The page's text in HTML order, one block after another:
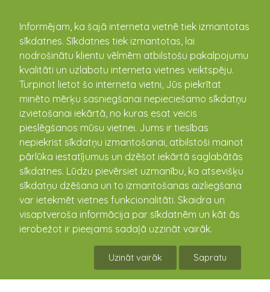
Informējam, ka šajā interneta vietnē tiek izmantotas
sīkdatnes. Sīkdatnes tiek izmantotas, lai
nodrošinātu klientu vēlmēm atbilstošu pakalpojumu
kvalitāti un uzlabotu interneta vietnes veiktspēju.
Turpinot lietot šo interneta vietni, Jūs piekrītat
minēto mērķu sasniegšanai nepieciešamo sīkdatņu
izvietošanai iekārtā, no kuras esat veicis
pieslēgšanos mūsu vietnei. Jums ir tiesības
nepiekrist sīkdatņu izmantošanai, atbilstoši mainot
pārlūka iestatījumus un dzēšot iekārtā saglabātās
sīkdatnes. Lūdzu pievērsiet uzmanību, ka atsevišķu
sīkdatņu dzēšana un to izmantošanas aizliegšana
var ietekmēt vietnes funkcionalitāti. Skaidra un
visaptveroša informācija par sīkdatnēm un kāt ās
ierobežot ir pieejams sadaļā uzzināt vairāk.
Uzināt vairāk Sapratu
kandava.lv
PASĀKUMU
KALENDĀRS
Aicinām pieteikties Kandavas
pilsētas svētku gājienam!
07.03.2023 - 20.05.2023